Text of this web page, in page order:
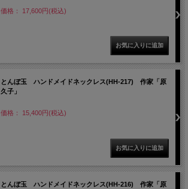
価格： 17,600円(税込)
とんぼ玉 ハンドメイドネックレス(HH-217) 作家「原
久子」
価格： 15,400円(税込)
とんぼ玉 ハンドメイドネックレス(HH-216) 作家「原